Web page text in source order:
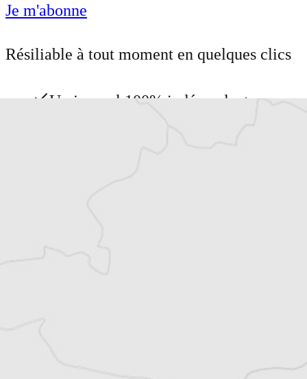
Je m'abonne
Résiliable à tout moment en quelques clics
Un journal 100% indépendant